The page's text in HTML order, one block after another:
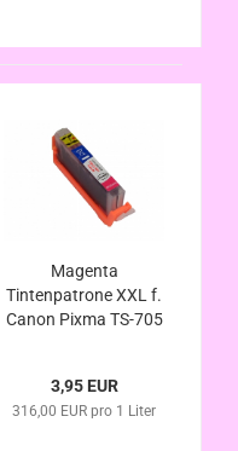
Magenta
Tintenpatrone XXL f.
Canon Pixma TS-705
3,95 EUR
316,00 EUR pro 1 Liter